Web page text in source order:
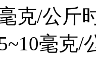
克/公斤
毫克